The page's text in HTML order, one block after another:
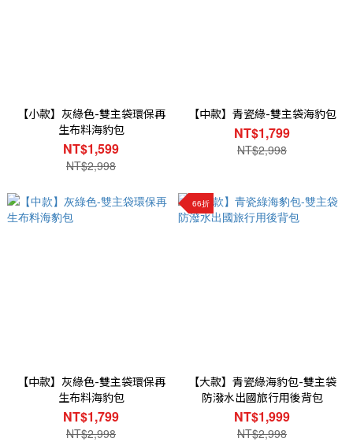
【小款】灰綠色-雙主袋環保再
生布料海豹包
NT$1,599
NT$2,998
【中款】青瓷綠-雙主袋海豹包
NT$1,799
NT$2,998
【中款】灰綠色-雙主袋環保再
生布料海豹包
NT$1,799
NT$2,998
66折
【大款】青瓷綠海豹包-雙主袋
防潑水出國旅行用後背包
NT$1,999
NT$2,998